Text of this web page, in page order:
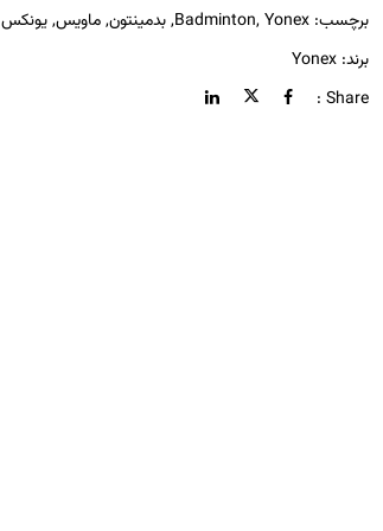
برچسب:
Badminton,Yonex
,بدمینتون,ماویس,یونکس
برند:Yonex
Share :